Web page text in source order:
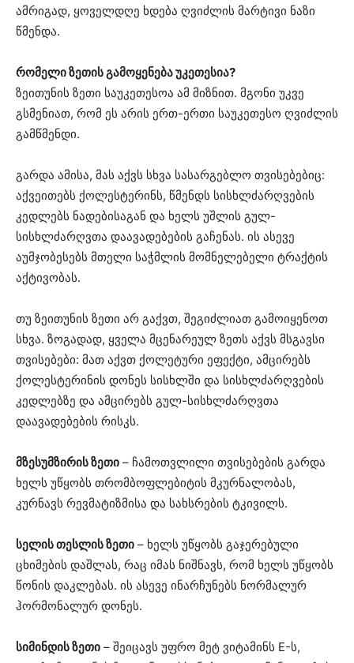
ამრიგად, ყოველდღე ხდება ღვიძლის მარტივი ნაზი
წმენდა.
რომელი ზეთის გამოყენება უკეთესია?
ზეითუნის ზეთი საუკეთესოა ამ მიზნით. მგონი უკვე
გსმენიათ, რომ ეს არის ერთ-ერთი საუკეთესო ღვიძლის
გამწმენდი.
გარდა ამისა, მას აქვს სხვა სასარგებლო თვისებებიც:
აქვეითებს ქოლესტერინს, წმენდს სისხლძარღვების
კედლებს ნადებისაგან და ხელს უშლის გულ-
სისხლძარღვთა დაავადებების გაჩენას. ის ასევე
აუმჯობესებს მთელი საჭმლის მომნელებელი ტრაქტის
აქტივობას.
თუ ზეითუნის ზეთი არ გაქვთ, შეგიძლიათ გამოიყენოთ
სხვა. ზოგადად, ყველა მცენარეულ ზეთს აქვს მსგავსი
თვისებები: მათ აქვთ ქოლეტური ეფექტი, ამცირებს
ქოლესტერინის დონეს სისხლში და სისხლძარღვების
კედლებზე და ამცირებს გულ-სისხლძარღვთა
დაავადებების რისკს.
მზესუმზირის ზეთი – ჩამოთვლილი თვისებების გარდა
ხელს უწყობს თრომბოფლებიტის მკურნალობას,
კურნავს რევმატიზმისა და სახსრების ტკივილს.
სელის თესლის ზეთი – ხელს უწყობს გაჯერებული
ცხიმების დაშლას, რაც იმას ნიშნავს, რომ ხელს უწყობს
წონის დაკლებას. ის ასევე ინარჩუნებს ნორმალურ
ჰორმონალურ დონეს.
სიმინდის ზეთი – შეიცავს უფრო მეტ ვიტამინს E-ს,